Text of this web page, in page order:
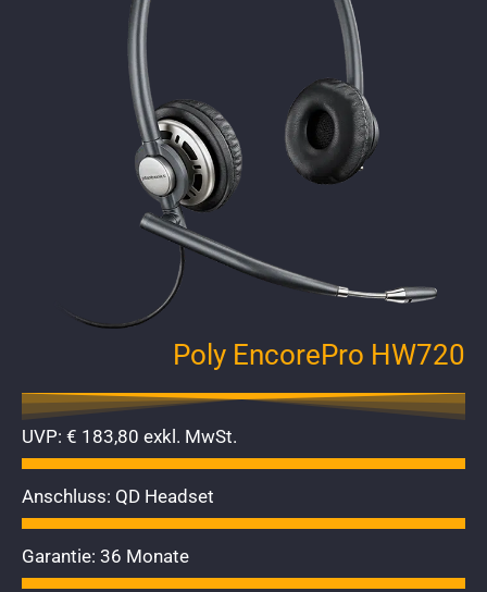
Poly EncorePro HW720
UVP: € 183,80 exkl. MwSt.
Anschluss: QD Headset
Garantie: 36 Monate